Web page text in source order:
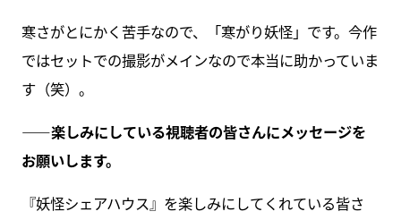
寒さがとにかく苦手なので、「寒がり妖怪」です。今作
ではセットでの撮影がメインなので本当に助かっていま
す（笑）。
――楽しみにしている視聴者の皆さんにメッセージを
お願いします。
『妖怪シェアハウス』を楽しみにしてくれている皆さ